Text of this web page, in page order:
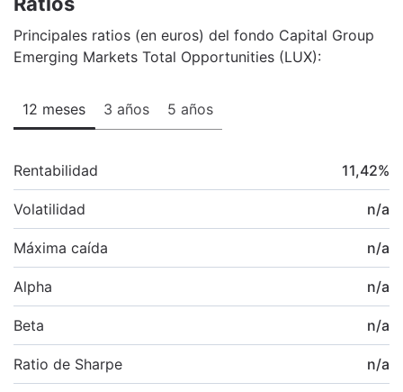
Principales ratios (en euros) del fondo Capital Group
Emerging Markets Total Opportunities (LUX):
12 meses 3 años 5 años
Rentabilidad 11,42%
Volatilidad n/a
Máxima caída n/a
Alpha n/a
Beta n/a
Ratio de Sharpe n/a